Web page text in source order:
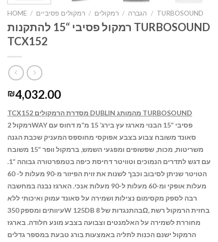
HOME / הגברה / רמקולים / רמקולים פסיביים / TURBOSOUND
רמקול פסיבי “15 להתקנות TURBOSOUND
TCX152
₪4,032.00
TCX152 מסדרת הרמקולים DUBLIN מהמותג TURBOSOUND
רמקול 2WAY פסיבי “15 הבנוי מארגז עץ בירג’ 15 מ”מ דחוס עם
סאונד משובח צבוע בצבע אפוקסי מחוספס המעניק שכבת הגנה
משריטות, מכות, שפשופים ומפגעי השמש, ברמקול וופר “15 משובח
עם דגש לתדרים הנמוכים וטוויטר דחיסת כיפה בטמפרטורה גבוהה “1.
הטויטר שניתן לסיבוב וכבך לשנות את זוית הפיזור מ-90 מעלות ל- 60
מעלות אופקי ומ-60 מעלות ל-90 מעלות אנכי. הארגז נבנה במחשבה
רבה לספק מקסימום נצילות ושמירה על סאונד עמוק ואיכותי ללא
עיוותים ומספק 350W 125DB בהתנגדות של8
Ω, בחזית הרמקול רשת
מחוררת לשמירה על האלמנטים וצבועה בצבע מונע חלודה. בארגז
הרמקול ישנם הכנות לתליה באמצעות בורג טבעת במספר גדלים